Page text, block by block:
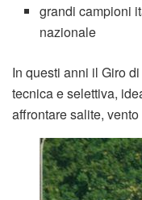
grandi campioni
nazionale
In questi anni il Giro
tecnica e selettiva,
affrontare salite,